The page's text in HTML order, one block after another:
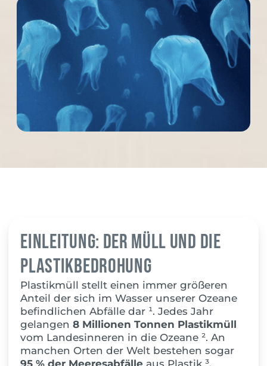
Einleitung: Der Müll und die
Plastikbedrohung
Plastikmüll stellt einen immer größeren
Anteil der sich im Wasser unserer Ozeane
befindlichen Abfälle dar ¹. Jedes Jahr
gelangen8 Millionen Tonnen Plastikmüll
vom Landesinneren in die Ozeane ². An
manchen Orten der Welt bestehen sogar
95 % der Meeresabfälle aus Plastik ³.